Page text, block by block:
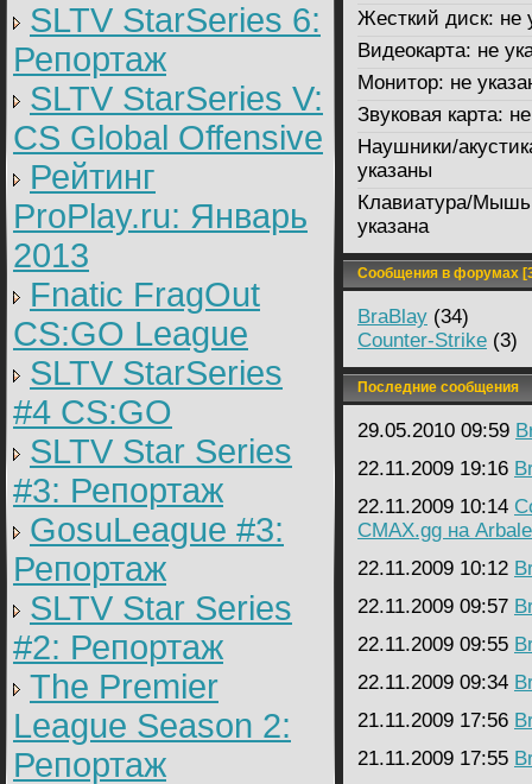
SLTV StarSeries 6:
Репортаж
SLTV StarSeries V:
CS Global Offensive
Рейтинг
ProPlay.ru: Январь
2013
Fnatic FragOut
CS:GO League
SLTV StarSeries
#4 CS:GO
SLTV Star Series
#3: Репортаж
GosuLeague #3:
Репортаж
SLTV Star Series
#2: Репортаж
The Premier
League Season 2:
Репортаж
Жесткий диск: не
Видеокарта: не
Монитор: не
Звуковая карта:
Наушники/
указаны
Клавиатура/
указана
Сообщения в форумах
BraBlay (34)
Counter-Strike (3)
Последние сообщения
29.05.2010 09:59
22.11.2009 19:16
22.11.2009 10:14
CMAX.gg на
22.11.2009 10:12
22.11.2009 09:57
22.11.2009 09:55
22.11.2009 09:34
21.11.2009 17:56
21.11.2009 17:55